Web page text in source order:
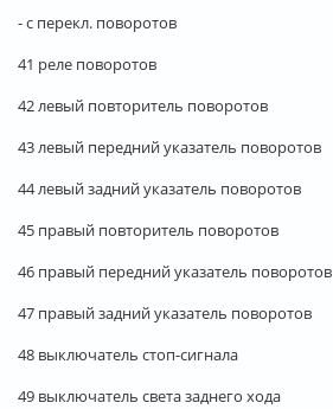
- с перекл. поворотов
41 реле поворотов
42 левый повторитель поворотов
43 левый передний указатель поворотов
44 левый задний указатель поворотов
45 правый повторитель поворотов
46 правый передний указатель поворотов
47 правый задний указатель поворотов
48 выключатель стоп-сигнала
49 выключатель света заднего хода